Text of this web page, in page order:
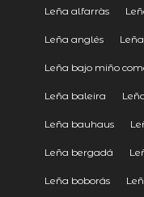
Leña alfarràs
Leña anglés
Leña bajo miño
Leña baleira
Leña bauhaus
Leña bergadá
Leña boborás